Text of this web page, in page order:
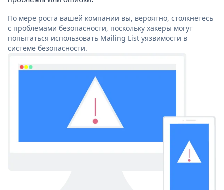
По мере роста вашей компании вы, вероятно, столкнетесь
с проблемами безопасности, поскольку хакеры могут
попытаться использовать Mailing List уязвимости в
системе безопасности.